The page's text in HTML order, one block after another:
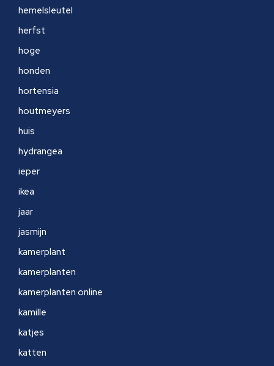
hemelsleutel
herfst
hoge
honden
hortensia
houtmeyers
huis
hydrangea
ieper
ikea
jaar
jasmijn
kamerplant
kamerplanten
kamerplanten online
kamille
katjes
katten